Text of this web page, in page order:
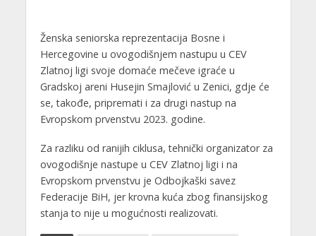
Ženska seniorska reprezentacija Bosne i
Hercegovine u ovogodišnjem nastupu u CEV
Zlatnoj ligi svoje domaće mečeve igraće u
Gradskoj areni Husejin Smajlović u Zenici, gdje će
se, takođe, pripremati i za drugi nastup na
Evropskom prvenstvu 2023. godine.
Za razliku od ranijih ciklusa, tehnički organizator za
ovogodišnje nastupe u CEV Zlatnoj ligi i na
Evropskom prvenstvu je Odbojkaški savez
Federacije BiH, jer krovna kuća zbog finansijskog
stanja to nije u mogućnosti realizovati.